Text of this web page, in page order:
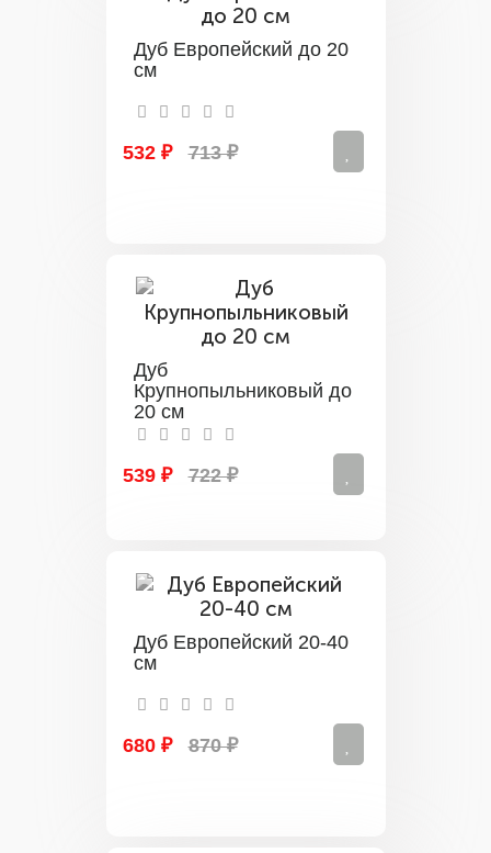
Дуб Европейский до 20
см
532 ₽ 713 ₽
Дуб
Крупнопыльниковый до
20 см
539 ₽ 722 ₽
Дуб Европейский 20-40
см
680 ₽ 870 ₽